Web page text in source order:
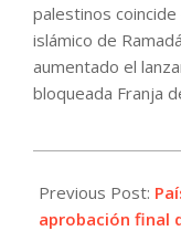
palestinos
islámico de
aumentado el
bloqueada Franja
05-
07
Previous Post:
aprobación final